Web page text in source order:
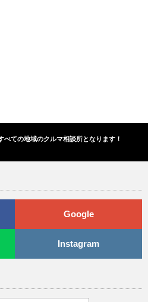
ての地域のクルマ相談所となります！
Google
Instagram